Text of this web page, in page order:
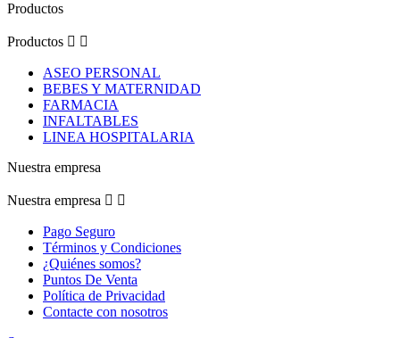
Productos
Productos  
ASEO PERSONAL
BEBES Y MATERNIDAD
FARMACIA
INFALTABLES
LINEA HOSPITALARIA
Nuestra empresa
Nuestra empresa  
Pago Seguro
Términos y Condiciones
¿Quiénes somos?
Puntos De Venta
Política de Privacidad
Contacte con nosotros